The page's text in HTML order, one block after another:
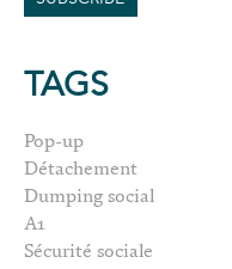
TAGS
Pop-up
Détachement
Dumping social
A1
Sécurité sociale